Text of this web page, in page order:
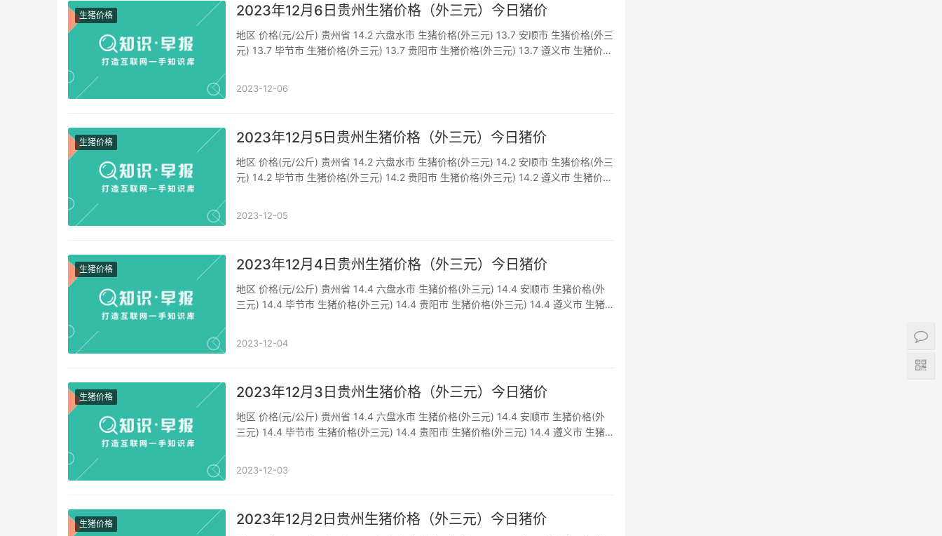
生猪价格 2023年12月6日贵州生猪价格（外三元）今日猪价
地区 价格(元/公斤) 贵州省 14.2 六盘水市 生猪价格(外三元) 13.7 安顺市 生猪价格(外三
元) 13.7 毕节市 生猪价格(外三元) 13.7 贵阳市 生猪价格(外三元) 13.7 遵义市 生猪价格
2023-12-06
生猪价格 2023年12月5日贵州生猪价格（外三元）今日猪价
地区 价格(元/公斤) 贵州省 14.2 六盘水市 生猪价格(外三元) 14.2 安顺市 生猪价格(外三
元) 14.2 毕节市 生猪价格(外三元) 14.2 贵阳市 生猪价格(外三元) 14.2 遵义市 生猪价格
2023-12-05
生猪价格 2023年12月4日贵州生猪价格（外三元）今日猪价
地区 价格(元/公斤) 贵州省 14.4 六盘水市 生猪价格(外三元) 14.4 安顺市 生猪价格(外
三元) 14.4 毕节市 生猪价格(外三元) 14.4 贵阳市 生猪价格(外三元) 14.4 遵义市 生猪
2023-12-04
生猪价格 2023年12月3日贵州生猪价格（外三元）今日猪价
地区 价格(元/公斤) 贵州省 14.4 六盘水市 生猪价格(外三元) 14.4 安顺市 生猪价格(外
三元) 14.4 毕节市 生猪价格(外三元) 14.4 贵阳市 生猪价格(外三元) 14.4 遵义市 生猪
2023-12-03
生猪价格 2023年12月2日贵州生猪价格（外三元）今日猪价